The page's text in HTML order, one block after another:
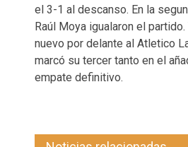
el 3-1 al descanso. En la
Raúl Moya igualaron el
nuevo por delante al Atletico
marcó su tercer tanto en el
empate definitivo.